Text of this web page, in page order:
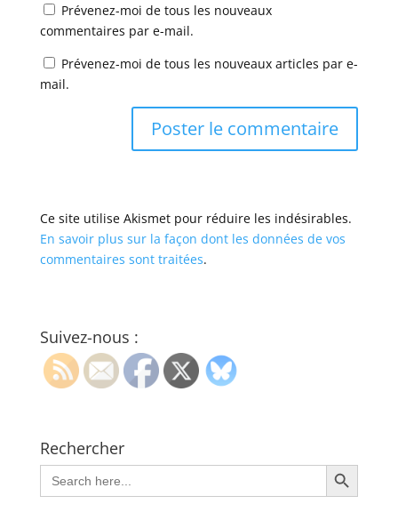
Prévenez-moi de tous les nouveaux
commentaires par e-mail.
Prévenez-moi de tous les nouveaux articles par e-
mail.
Ce site utilise Akismet pour réduire les indésirables.
En savoir plus sur la façon dont les données de vos
commentaires sont traitées.
Suivez-nous :
Rechercher
Search
for:
Search Button